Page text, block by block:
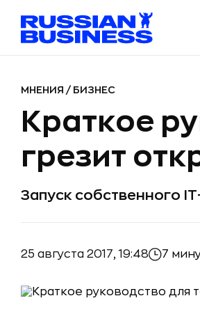
МНЕНИЯ / БИЗНЕС
Краткое
грезит
Запуск собственного
25 августа 2017, 19:48 7